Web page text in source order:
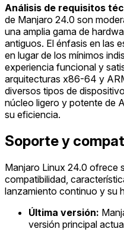
Análisis de requisitos
de Manjaro 24.0 son
una amplia gama de
antiguos. El énfasis en las
en lugar de los mínimos
experiencia funcional y
arquitecturas x86-64 y
diversos tipos de
núcleo ligero y potente de
su eficiencia.
Soporte y
Manjaro Linux 24.0 ofrece
compatibilidad,
lanzamiento continuo y su
Última versión:
versión principal